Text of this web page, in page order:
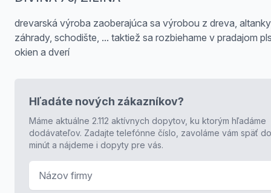
drevarská výroba zaoberajúca sa výrobou z dreva,
záhrady, schodište, ... taktiež sa rozbiehame v pradajom
okien a dverí
Hľadáte nových zákazníkov?
Máme aktuálne 2.112 aktívnych dopytov, ku ktorým hľadáme
dodávateľov. Zadajte telefónne číslo, zavoláme vám späť
minút a nájdeme i dopyty pre vás.